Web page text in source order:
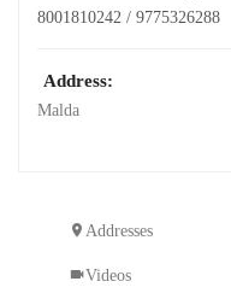
8001810242 / 9775326288
Address:
Malda
Addresses
Videos